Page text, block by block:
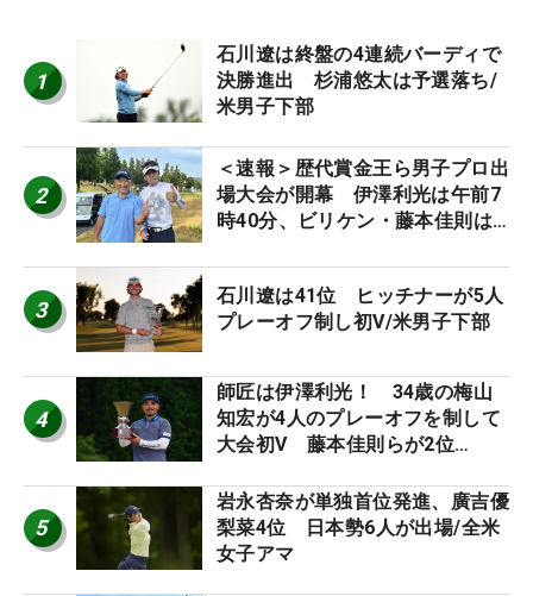
1
石川遼は終盤の4連続バーディで
決勝進出 杉浦悠太は予選落ち/
米男子下部
2
＜速報＞歴代賞金王ら男子プロ出
場大会が開幕 伊澤利光は午前7
時40分、ビリケン・藤本佳則は
STAGE JOYX OPEN】
3
石川遼は41位 ヒッチナーが5人
プレーオフ制し初V/米男子下部
4
師匠は伊澤利光！ 34歳の梅山
知宏が4人のプレーオフを制して
大会初V 藤本佳則らが2位
5
岩永杏奈が単独首位発進、廣吉優
梨菜4位 日本勢6人が出場/全米
女子アマ